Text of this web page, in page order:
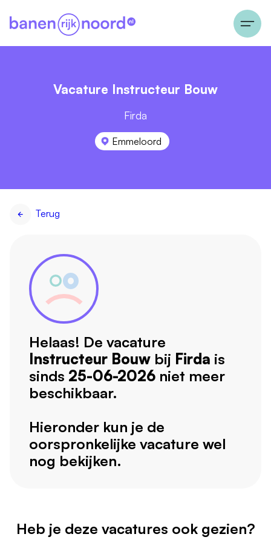
Vacature Instructeur Bouw
Firda
Emmeloord
Terug
Helaas! De vacature
Instructeur Bouw bij Firda is
sinds 25-06-2026 niet meer
beschikbaar.
Hieronder kun je de
oorspronkelijke vacature wel
nog bekijken.
Heb je deze vacatures ook gezien?